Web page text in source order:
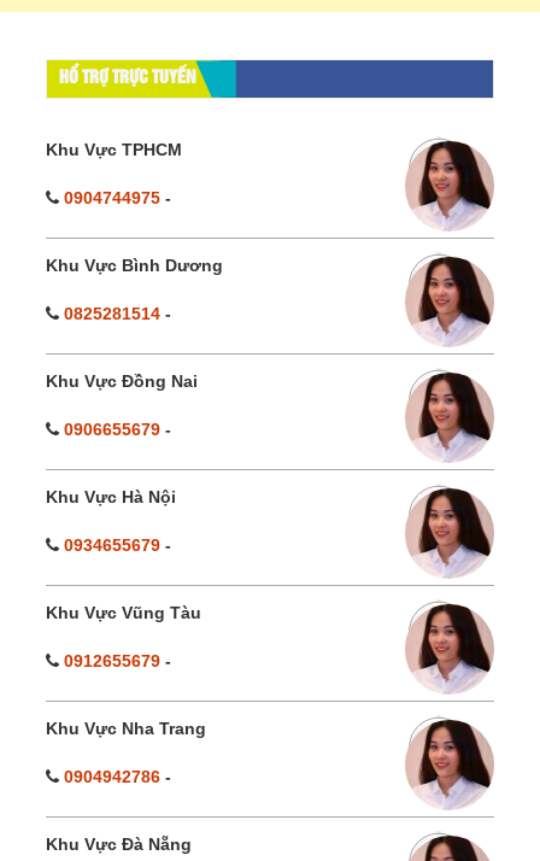
HỔ TRỢ TRỰC TUYẾN
Khu Vực TPHCM
0904744975 -
Khu Vực Bình Dương
0825281514 -
Khu Vực Đồng Nai
0906655679 -
Khu Vực Hà Nội
0934655679 -
Khu Vực Vũng Tàu
0912655679 -
Khu Vực Nha Trang
0904942786 -
Khu Vực Đà Nẵng